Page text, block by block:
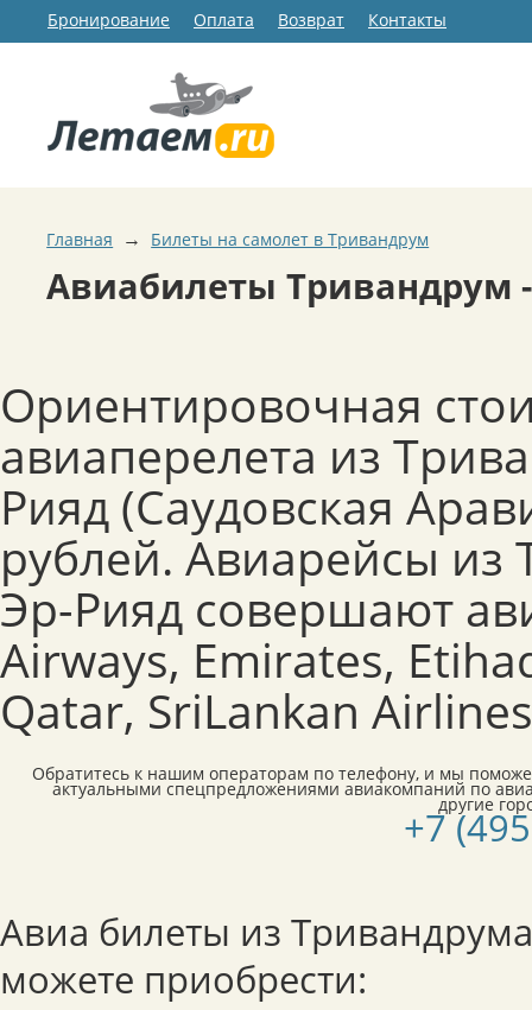
Бронирование Оплата Возврат Контакты
Главная → Билеты на самолет в Тривандрум
Авиабилеты Тривандрум
Ориентировочная
авиаперелета из
Рияд (Саудовская
рублей. Авиарейсы из
Эр-Рияд совершают
Airways, Emirates,
Qatar, SriLankan
Обратитесь к нашим операторам по телефону, и мы
актуальными спецпредложениями авиакомпаний по
другие
+7
Авиа билеты из
можете приобрести: